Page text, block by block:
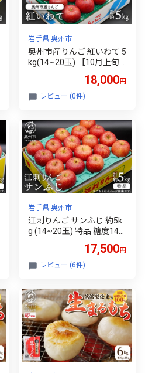
岩手県 奥州市
奥州市産りんご 紅いわて 5
kg(14~20玉) 【10月上旬
檎 冷蔵配送 離島配送不可
[AQ024]
18,000円
レビュー (0件)
岩手県 奥州市
江刺りんご サンふじ 約5k
g (14~20玉) 特品 糖度14
フルーツ サンフジ 林檎 り
んご フルーツ 果物 家庭用
17,500円
レビュー (6件)